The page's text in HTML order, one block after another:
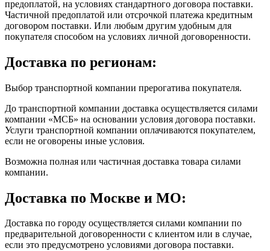
предоплатой, на условиях стандартного договора поставки.
Частичной предоплатой или отсрочкой платежа кредитным
договором поставки. Или любым другим удобным для
покупателя способом на условиях личной договоренности.
Доставка по регионам:
Выбор транспортной компании прерогатива покупателя.
До транспортной компании доставка осуществляется силами
компании «МСБ» на основании условия договора поставки.
Услуги транспортной компании оплачиваются покупателем,
если не оговорены иные условия.
Возможна полная или частичная доставка товара силами
компании.
Доставка по Москве и МО:
Доставка по городу осуществляется силами компании по
предварительной договоренности с клиентом или в случае,
если это предусмотрено условиями договора поставки.